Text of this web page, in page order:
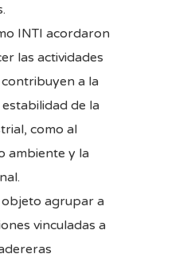
INTI acordaron
las actividades
a la
de la
como al
ambiente y la
agrupar a
vinculadas a